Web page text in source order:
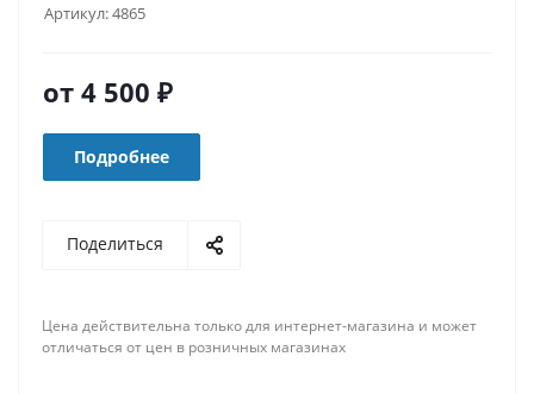
Артикул:4865
от 4 500 ₽
Подробнее
Поделиться
Цена действительна только для интернет-магазина и может
отличаться от цен в розничных магазинах